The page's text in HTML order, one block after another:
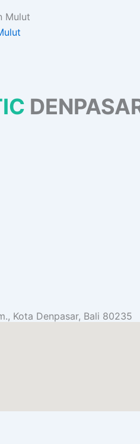
Kota Denpasar, Bali 80235